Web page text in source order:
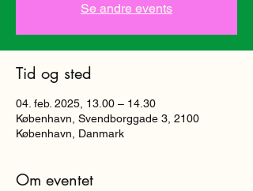
Se andre events
Tid og sted
04. feb. 2025, 13.00 – 14.30
København, Svendborggade 3, 2100
København, Danmark
Om eventet